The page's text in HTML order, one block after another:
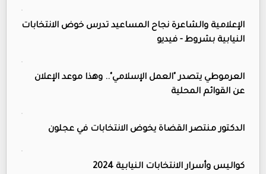
الإعلامية والشاعرة نجاح المساعيد تدرس خوض الانتخابات
النيابية بشروط - فيديو
العرموطي يتصدر "العمل الإسلامي".. وهذا موعد الإعلان
عن القوائم المحلية
الدكتور منتصر القضاة يخوض الانتخابات في عجلون
كواليس وأسرار الانتخابات النيابية 2024